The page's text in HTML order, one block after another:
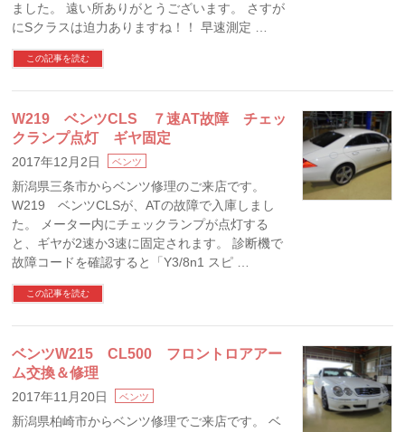
ました。 遠い所ありがとうございます。 さすが
にSクラスは迫力ありますね！！ 早速測定 …
この記事を読む
W219 ベンツCLS ７速AT故障 チェッ
クランプ点灯 ギヤ固定
2017年12月2日 ベンツ
新潟県三条市からベンツ修理のご来店です。
W219 ベンツCLSが、ATの故障で入庫しまし
た。 メーター内にチェックランプが点灯する
と、ギヤが2速か3速に固定されます。 診断機で
故障コードを確認すると「Y3/8n1 スピ …
この記事を読む
ベンツW215 CL500 フロントロアアー
ム交換＆修理
2017年11月20日 ベンツ
新潟県柏崎市からベンツ修理でご来店です。 ベ